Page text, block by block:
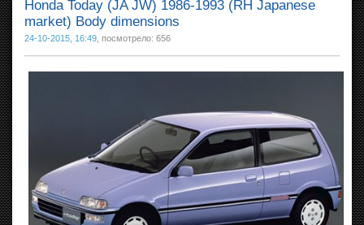
Honda Today (JA JW) 1986-1993 (RH Japanese
market) Body dimensions
24-10-2015, 16:49 , посмотрело: 656